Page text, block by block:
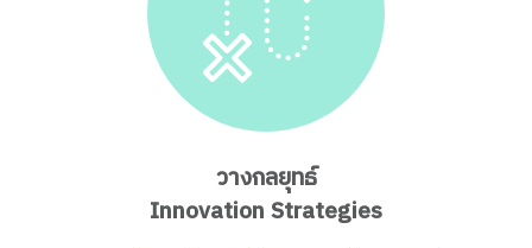
วางกลยุทธ์
Innovation Strategies